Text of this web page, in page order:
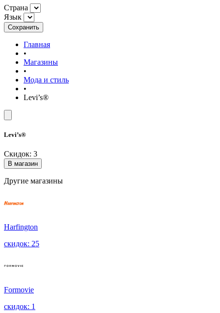
Страна
Язык
Сохранить
Главная
•
Магазины
•
Мода и стиль
•
Levi’s®
Levi’s®
Скидок: 3
В магазин
Другие магазины
Harfington
скидок: 25
Formovie
скидок: 1